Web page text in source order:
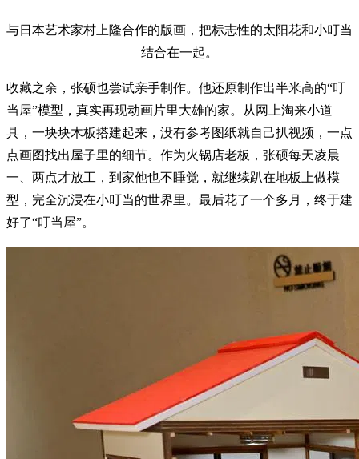
与日本艺术家村上隆合作的版画，把标志性的太阳花和小叮当
结合在一起。
收藏之余，张硕也尝试亲手制作。他还原制作出半米高的“叮
当屋”模型，真实再现动画片里大雄的家。从网上淘来小道
具，一块块木板搭建起来，没有参考图纸就自己扒视频，一点
点画图找出屋子里的细节。作为火锅店老板，张硕每天凌晨
一、两点才放工，到家他也不睡觉，就继续趴在地板上做模
型，完全沉浸在小叮当的世界里。最后花了一个多月，终于建
好了“叮当屋”。